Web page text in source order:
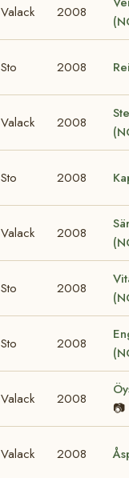
Valack 2008
Sto 2008
Valack 2008
Sto 2008
Valack 2008
Sto 2008
Sto 2008
Valack 2008
📷
Valack 2008